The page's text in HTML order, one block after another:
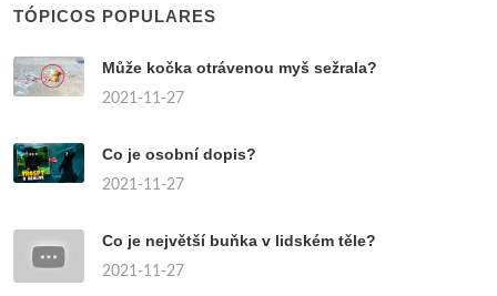
TÓPICOS POPULARES
Může kočka otrávenou myš sežrala?
2021-11-27
Co je osobní dopis?
2021-11-27
Co je největší buňka v lidském těle?
2021-11-27